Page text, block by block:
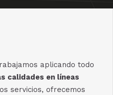
aplicando todo
calidades en líneas
servicios, ofrecemos